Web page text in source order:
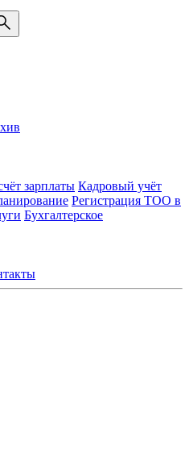
зарплаты Кадровый учёт
Регистрация ТОО в
Бухгалтерское